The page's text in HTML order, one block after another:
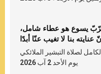
يسوع هو عطاء شامل،
عنايته بنا لا تغيب عنّا أبدًا
لصلاة التبشير الملائكي
يوم الأحد 2 آب 2026